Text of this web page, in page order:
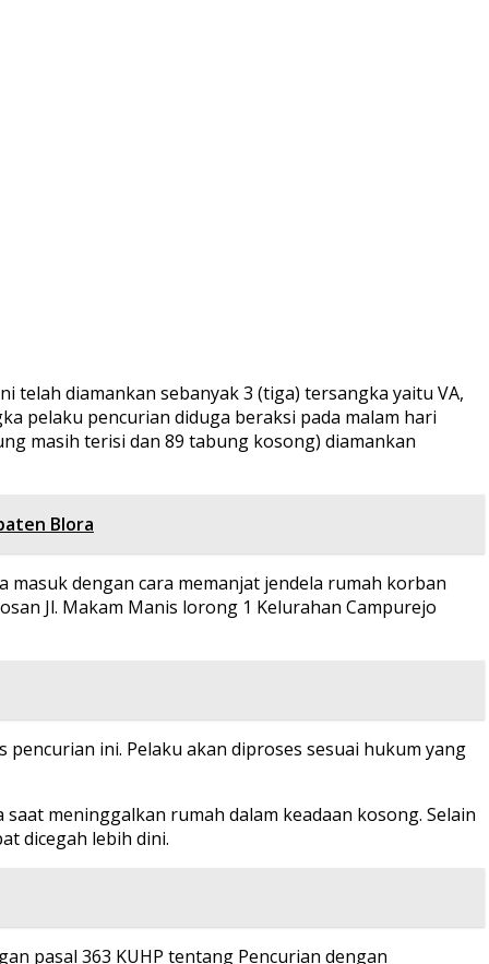
telah diamankan sebanyak 3 (tiga) tersangka yaitu VA,
pelaku pencurian diduga beraksi pada malam hari
masih terisi dan 89 tabung kosong) diamankan
Blora
masuk dengan cara memanjat jendela rumah korban
Jl. Makam Manis lorong 1 Kelurahan Campurejo
ini. Pelaku akan diproses sesuai hukum yang
meninggalkan rumah dalam keadaan kosong. Selain
dicegah lebih dini.
pasal 363 KUHP tentang Pencurian dengan